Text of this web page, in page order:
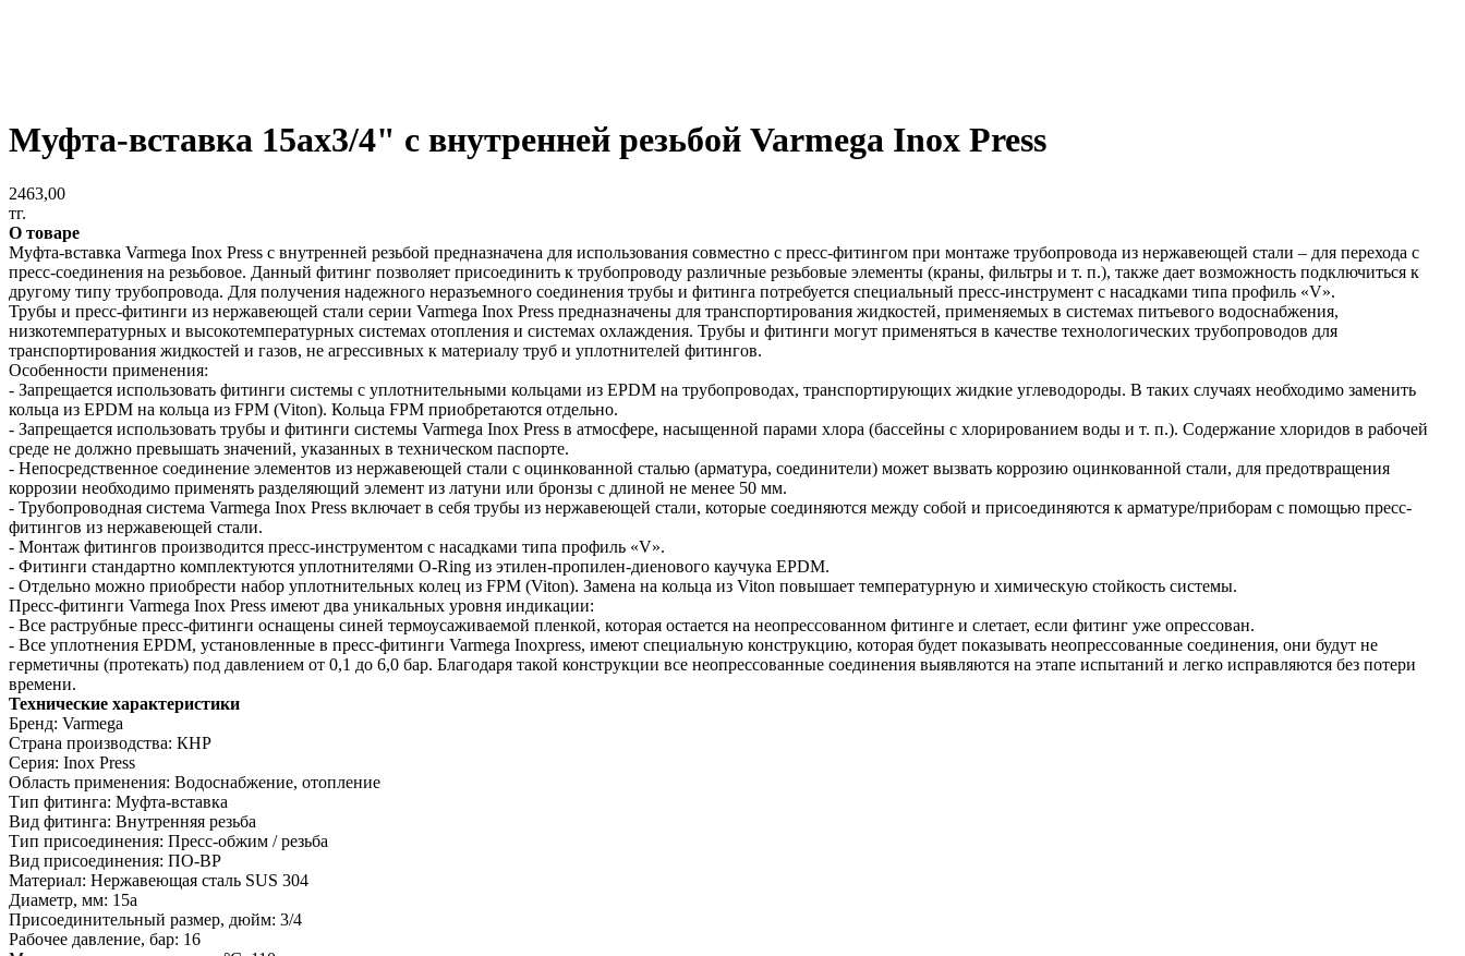
Муфта-вставка 15ax3/4" с внутренней резьбой Varmega Inox Press
2463,00
тг.
О товаре
Муфта-вставка Varmega Inox Press с внутренней резьбой предназначена для использования совместно с пресс-фитингом при монтаже трубопровода из нержавеющей стали – для перехода с
пресс-соединения на резьбовое. Данный фитинг позволяет присоединить к трубопроводу различные резьбовые элементы (краны, фильтры и т. п.), также дает возможность подключиться к
другому типу трубопровода. Для получения надежного неразъемного соединения трубы и фитинга потребуется специальный пресс-инструмент с насадками типа профиль «V».
Трубы и пресс-фитинги из нержавеющей стали серии Varmega Inox Press предназначены для транспортирования жидкостей, применяемых в системах питьевого водоснабжения,
низкотемпературных и высокотемпературных системах отопления и системах охлаждения. Трубы и фитинги могут применяться в качестве технологических трубопроводов для
транспортирования жидкостей и газов, не агрессивных к материалу труб и уплотнителей фитингов.
Особенности применения:
- Запрещается использовать фитинги системы с уплотнительными кольцами из EPDM на трубопроводах, транспортирующих жидкие углеводороды. В таких случаях необходимо заменить
кольца из EPDM на кольца из FPM (Viton). Кольца FPM приобретаются отдельно.
- Запрещается использовать трубы и фитинги системы Varmega Inox Press в атмосфере, насыщенной парами хлора (бассейны с хлорированием воды и т. п.). Содержание хлоридов в рабочей
среде не должно превышать значений, указанных в техническом паспорте.
- Непосредственное соединение элементов из нержавеющей стали с оцинкованной сталью (арматура, соединители) может вызвать коррозию оцинкованной стали, для предотвращения
коррозии необходимо применять разделяющий элемент из латуни или бронзы с длиной не менее 50 мм.
- Трубопроводная система Varmega Inox Press включает в себя трубы из нержавеющей стали, которые соединяются между собой и присоединяются к арматуре/приборам с помощью пресс-
фитингов из нержавеющей стали.
- Монтаж фитингов производится пресс-инструментом с насадками типа профиль «V».
- Фитинги стандартно комплектуются уплотнителями O-Ring из этилен-пропилен-диенового каучука EPDM.
- Отдельно можно приобрести набор уплотнительных колец из FPM (Viton). Замена на кольца из Viton повышает температурную и химическую стойкость системы.
Пресс-фитинги Varmega Inox Press имеют два уникальных уровня индикации:
- Все раструбные пресс-фитинги оснащены синей термоусаживаемой пленкой, которая остается на неопрессованном фитинге и слетает, если фитинг уже опрессован.
- Все уплотнения EPDM, установленные в пресс-фитинги Varmega Inoxpress, имеют специальную конструкцию, которая будет показывать неопрессованные соединения, они будут не
герметичны (протекать) под давлением от 0,1 до 6,0 бар. Благодаря такой конструкции все неопрессованные соединения выявляются на этапе испытаний и легко исправляются без потери
времени.
Технические характеристики
Бренд: Varmega
Страна производства: КНР
Серия: Inox Press
Область применения: Водоснабжение, отопление
Тип фитинга: Муфта-вставка
Вид фитинга: Внутренняя резьба
Тип присоединения: Пресс-обжим / резьба
Вид присоединения: ПО-ВР
Материал: Нержавеющая сталь SUS 304
Диаметр, мм: 15a
Присоединительный размер, дюйм: 3/4
Рабочее давление, бар: 16